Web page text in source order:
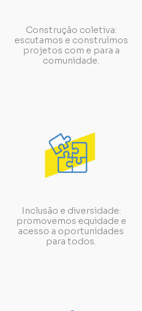
Construção coletiva:
escutamos e construímos
projetos com e para a
comunidade.
Inclusão e diversidade:
promovemos equidade e
acesso a oportunidades
para todos.